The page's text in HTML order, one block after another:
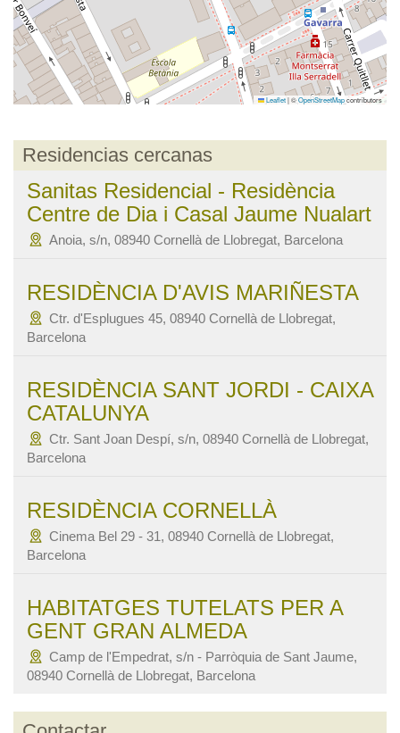
Leaflet|©OpenStreetMapcontributors
Residencias cercanas
Sanitas Residencial - Residència
Centre de Dia i Casal Jaume Nualart
Anoia, s/n, 08940 Cornellà de Llobregat, Barcelona
RESIDÈNCIA D'AVIS MARIÑESTA
Ctr. d'Esplugues 45, 08940 Cornellà de Llobregat,
Barcelona
RESIDÈNCIA SANT JORDI - CAIXA
CATALUNYA
Ctr. Sant Joan Despí, s/n, 08940 Cornellà de Llobregat,
Barcelona
RESIDÈNCIA CORNELLÀ
Cinema Bel 29 - 31, 08940 Cornellà de Llobregat,
Barcelona
HABITATGES TUTELATS PER A
GENT GRAN ALMEDA
Camp de l'Empedrat, s/n - Parròquia de Sant Jaume,
08940 Cornellà de Llobregat, Barcelona